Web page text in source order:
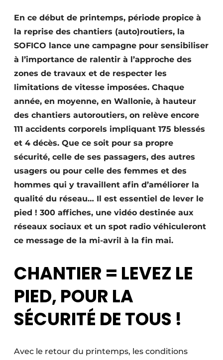
Video’s
Construction bois
Contrôle d’accès
Éclairage
Fondations
Géotextiles
Infrastructures souterraines et égouttage
Protection solaire
Sécurité incendie
Software
Techniques ferroviaires
En ce début de printemps, période propice à
la reprise des chantiers (auto)routiers, la
SOFICO lance une campagne pour sensibiliser
à l’importance de ralentir à l’approche des
zones de travaux et de respecter les
limitations de vitesse imposées. Chaque
année, en moyenne, en Wallonie, à hauteur
des chantiers autoroutiers, on relève encore
111 accidents corporels impliquant 175 blessés
et 4 décès. Que ce soit pour sa propre
sécurité, celle de ses passagers, des autres
usagers ou pour celle des femmes et des
hommes qui y travaillent afin d’améliorer la
qualité du réseau… Il est essentiel de lever le
pied ! 300 affiches, une vidéo destinée aux
réseaux sociaux et un spot radio véhiculeront
ce message de la mi-avril à la fin mai.
CHANTIER = LEVEZ LE
PIED, POUR LA
SÉCURITÉ DE TOUS !
Avec le retour du printemps, les conditions